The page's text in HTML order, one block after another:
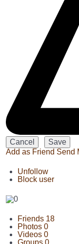
Add as Friend Send
Unfollow
Block user
Friends 18
Photos 0
Videos 0